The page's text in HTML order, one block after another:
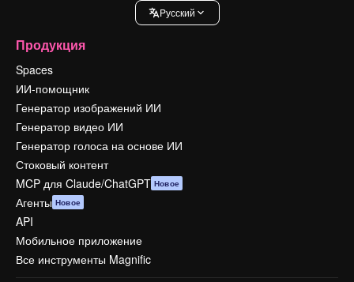
Pусский
Продукция
Spaces
ИИ-помощник
Генератор изображений ИИ
Генератор видео ИИ
Генератор голоса на основе ИИ
Стоковый контент
MCP для Claude/ChatGPT Новое
Агенты Новое
API
Мобильное приложение
Все инструменты Magnific